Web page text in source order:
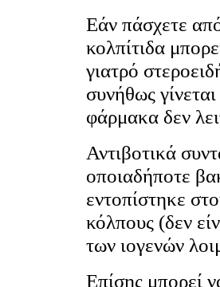
Εάν πάσχετε
κολπίτιδα
γιατρό
συνήθως
φάρμακα δεν
Αντιβοτικά
οποιαδήποτε
εντοπίστηκε
κόλπους (δεν
των ιογενών
Επίσης μπορεί